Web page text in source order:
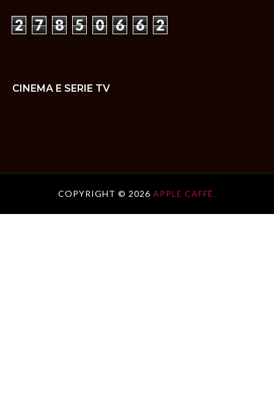
2 7 8 5 0 6 6 2
CINEMA E SERIE TV
COPYRIGHT © 2026 APPLE CAFFÈ.